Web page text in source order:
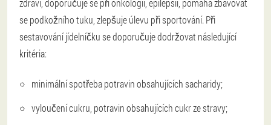
zdraví, doporučuje se při onkologii, epilepsii, pomáhá zbavovat
se podkožního tuku, zlepšuje úlevu při sportování. Při
sestavování jídelníčku se doporučuje dodržovat následující
kritéria:
minimální spotřeba potravin obsahujících sacharidy;
vyloučení cukru, potravin obsahujících cukr ze stravy;